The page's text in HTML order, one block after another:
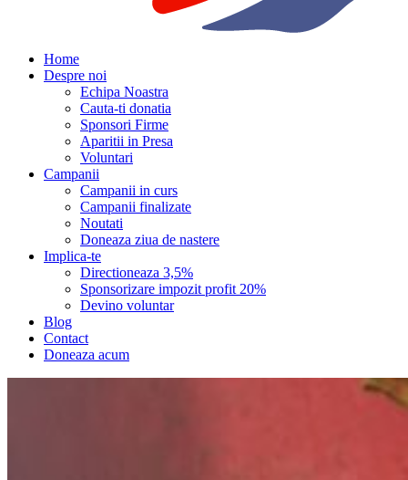
Home
Despre noi
Echipa Noastra
Cauta-ti donatia
Sponsori Firme
Aparitii in Presa
Voluntari
Campanii
Campanii in curs
Campanii finalizate
Noutati
Doneaza ziua de nastere
Implica-te
Directioneaza 3,5%
Sponsorizare impozit profit 20%
Devino voluntar
Blog
Contact
Doneaza acum